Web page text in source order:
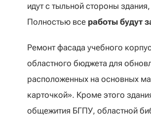
идут с тыльной стороны
Полностью все работы будут
Ремонт фасада учебного
областного бюджета для
расположенных на основных
карточкой». Кроме этого
общежития БГПУ, областной